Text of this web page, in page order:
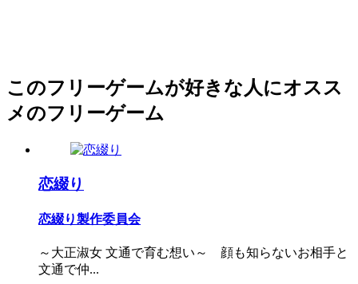
このフリーゲームが好きな人にオスス
メのフリーゲーム
恋綴り
恋綴り製作委員会
～大正淑女 文通で育む想い～ 顔も知らないお相手と
文通で仲...